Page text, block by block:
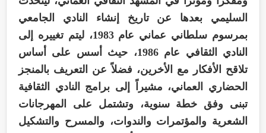
السليمي بعدها عن تاريخ إنشاء النادي الجامعي
بمرسوم سلطاني عماني عام 1983، ليتم تغييره إلى
النادي الثقافي عام 1986، حيث أسس على أساس
تلاقح الأفكار مع الأخرين، فضلاً عن التعريف بالمنجز
الحضاري العماني، مشيراً إلى برامج النادي الثقافية
تبنى وفق خطة سنوية، وتشتمل على المهرجانات
الشعرية والمؤتمرات والندوات، والمسرح والتشكيل